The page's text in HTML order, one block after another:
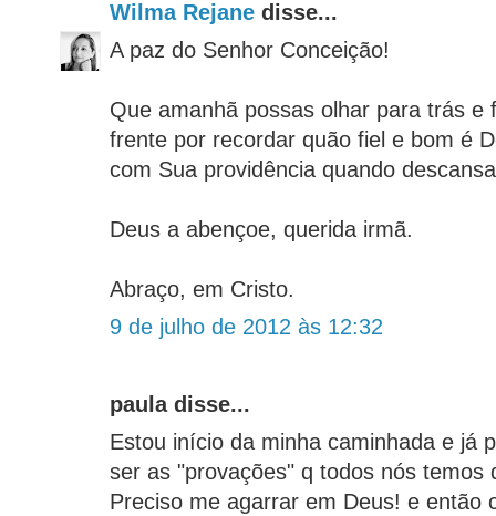
Wilma Rejane disse...
A paz do Senhor Conceição!
Que amanhã possas olhar para trás e
frente por recordar quão fiel e bom é
com Sua providência quando
Deus a abençoe, querida irmã.
Abraço, em Cristo.
9 de julho de 2012 às 12:32
paula disse...
Estou início da minha caminhada e já
ser as "provações" q todos nós temos
Preciso me agarrar em Deus! e então